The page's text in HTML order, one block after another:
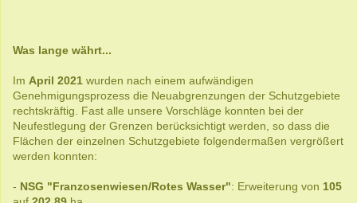
Was lange währt...
Im April 2021 wurden nach einem aufwändigen
Genehmigungsprozess die Neuabgrenzungen der Schutzgebiete
rechtskräftig. Fast alle unsere Vorschläge konnten bei der
Neufestlegung der Grenzen berücksichtigt werden, so dass die
Flächen der einzelnen Schutzgebiete folgendermaßen vergrößert
werden konnten:
- NSG "Franzosenwiesen/Rotes Wasser": Erweiterung von 105